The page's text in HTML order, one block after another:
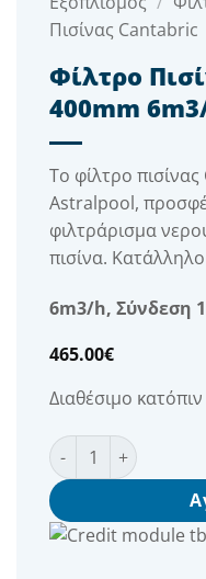
Πισίνας Cantabric
Φίλτρο
400mm
Το φίλτρο
Astralpool,
φιλτράρισμα
πισίνα.
6m3/h, Σύνδεση
465.00€
Διαθέσιμο
Φίλτρο Πισίνας